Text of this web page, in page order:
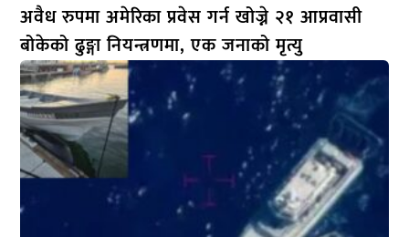
अवैध रुपमा अमेरिका प्रवेस गर्न खोज्ने २१ आप्रवासी
बोकेको ढुङ्गा नियन्त्रणमा, एक जनाको मृत्यु